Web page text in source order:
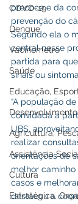
COVD-19
Dengue
Vacinômetro
Saúde
Educação,
Agricultura,
Assistência
Cultura
Estratégica,
precoce e da
prevenção do
Segundo ela o
central nesse
partida para
sinais ou
“A população
convidada a
UBS,
realizar
orientações de
melhor
casos e
destacou a